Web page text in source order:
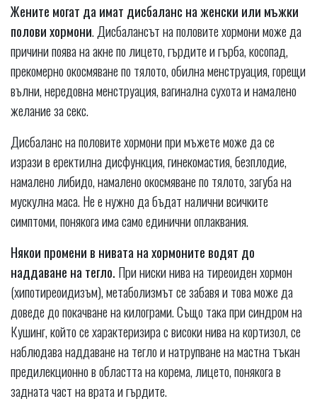
Жените могат да имат дисбаланс на женски или мъжки
полови хормони. Дисбалансът на половите хормони може да
причини поява на акне по лицето, гърдите и гърба, косопад,
прекомерно окосмяване по тялото, обилна менструация, горещи
вълни, нередовна менструация, вагинална сухота и намалено
желание за секс.
Дисбаланс на половите хормони при мъжете може да се
изрази в еректилна дисфункция, гинекомастия, безплодие,
намалено либидо, намалено окосмяване по тялото, загуба на
мускулна маса. Не е нужно да бъдат налични всичките
симптоми, понякога има само единични оплаквания.
Някои промени в нивата на хормоните водят до
наддаване на тегло. При ниски нива на тиреоиден хормон
(хипотиреоидизъм), метаболизмът се забавя и това може да
доведе до покачване на килограми. Също така при синдром на
Кушинг, който се характеризира с високи нива на кортизол, се
наблюдава наддаване на тегло и натрупване на мастна тъкан
предилекционно в областта на корема, лицето, понякога в
задната част на врата и гърдите.